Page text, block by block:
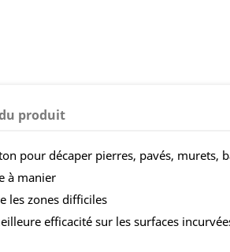
produit
pour décaper pierres, pavés, murets,
à manier
les zones difficiles
efficacité sur les surfaces